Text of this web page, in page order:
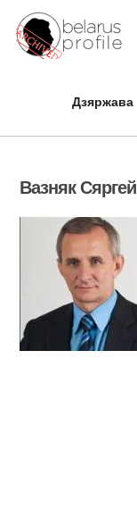
Дзяржава
Вазняк Сяргей